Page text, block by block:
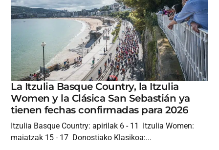
La Itzulia Basque Country, la Itzulia
Women y la Clásica San Sebastián ya
tienen fechas confirmadas para 2026
Itzulia Basque Country: apirilak 6 - 11 Itzulia Women:
maiatzak 15 - 17 Donostiako Klasikoa:...